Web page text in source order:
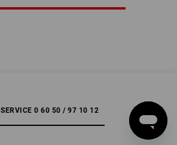
SERVICE 0 60 50 / 97 10 12